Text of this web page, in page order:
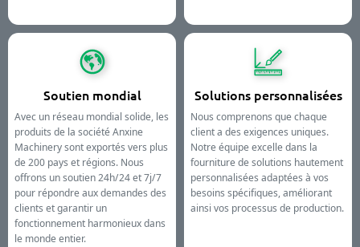
Soutien mondial
Avec un réseau mondial solide, les
produits de la société Anxine
Machinery sont exportés vers plus
de 200 pays et régions. Nous
offrons un soutien 24h/24 et 7j/7
pour répondre aux demandes des
clients et garantir un
fonctionnement harmonieux dans
le monde entier.
Solutions personnalisées
Nous comprenons que chaque
client a des exigences uniques.
Notre équipe excelle dans la
fourniture de solutions hautement
personnalisées adaptées à vos
besoins spécifiques, améliorant
ainsi vos processus de production.